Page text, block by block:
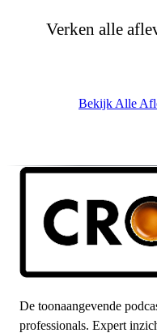
Verken alle
Bekijk Alle
De toonaangevende
professionals. Expert